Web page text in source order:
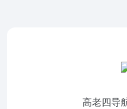
高老四导